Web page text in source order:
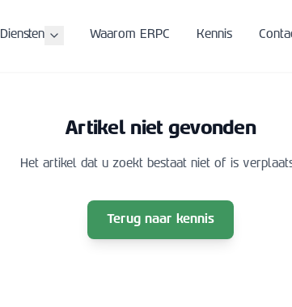
Diensten Waarom ERPC Kennis
Artikel niet gevonden
Het artikel dat u zoekt bestaat niet of is
Terug naar kennis